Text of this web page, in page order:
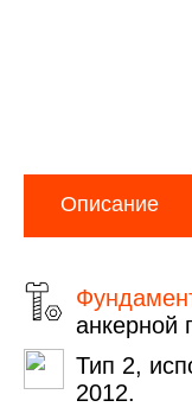
Описание
анкерной
Тип 2,
2012.